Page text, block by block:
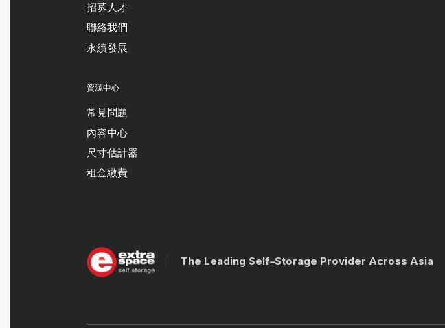
招募人才
聯絡我們
永續發展
資源中心
常見問題
內容中心
尺寸估計器
租金繳費
The Leading Self–Storage Provider Across Asia